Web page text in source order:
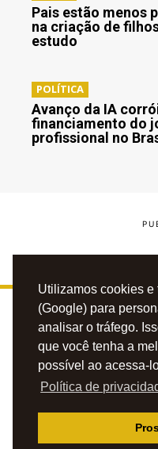
Utilizamos cookies
(Google) para
analisar o tráfego.
que você tenha a
possível ao acessa-
Política de
Pais estão menos
na criação de
estudo
POLÍTICA
Avanço da IA
financiamento do
profissional no
PRIVACIDADE